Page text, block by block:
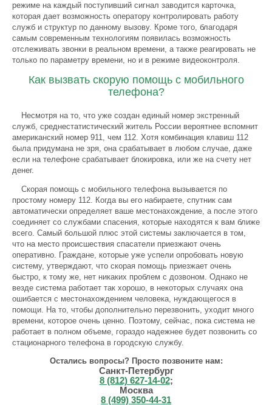
режиме на каждый поступивший сигнал заводится карточка,
которая дает возможность оператору контролировать работу
служб и структур по данному вызову. Кроме того, благодаря
самым современным технологиям появилась возможность
отслеживать звонки в реальном времени, а также реагировать не
только по параметру времени, но и в режиме видеоконтроля.
Как вызвать скорую помощь с мобильного
телефона?
Несмотря на то, что уже создан единый номер экстренный
служб, среднестатистический житель России вероятнее вспомнит
американский номер 911, чем 112. Хотя комбинация клавиш 112
была придумана не зря, она срабатывает в любом случае, даже
если на телефоне срабатывает блокировка, или же на счету нет
денег.
Скорая помощь с мобильного телефона вызывается по
простому номеру 112. Когда вы его набираете, спутник сам
автоматически определяет ваше местонахождение, а после этого
соединяет со службами спасения, которые находятся к вам ближе
всего. Самый большой плюс этой системы заключается в том,
что на место происшествия спасатели приезжают очень
оперативно. Граждане, которые уже успели опробовать новую
систему, утверждают, что скорая помощь приезжает очень
быстро, к тому же, нет никаких проблем с дозвоном. Однако не
везде система работает так хорошо, в некоторых случаях она
ошибается с местонахождением человека, нуждающегося в
помощи. На то, чтобы дополнительно перезвонить, уходит много
времени, которое очень ценно. Поэтому, сейчас, пока система не
работает в полном объеме, гораздо надежнее будет позвонить со
стационарного телефона в городскую службу.
Остались вопросы? Просто позвоните нам:
Санкт-Петербург
8 (812) 627-14-02;
Москва
8 (499) 350-44-31